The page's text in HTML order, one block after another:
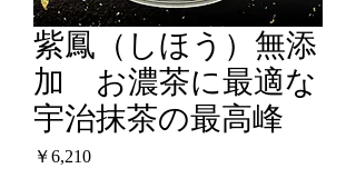
紫鳳（しほう）無添
加 お濃茶に最適な
宇治抹茶の最高峰
￥6,210価